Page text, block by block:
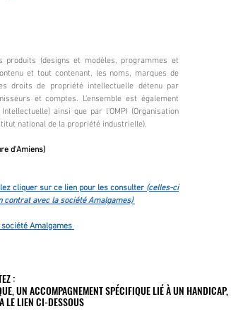
produits (designs et modèles, programmes et
et tout contenant, les noms, marques de
droits de propriété intellectuelle détenu par
et comptes. L'ensemble est également
ainsi que par l'OMPI (Organisation
national de la propriété industrielle).
d'Amiens)
cliquer sur ce lien pour les consulter(celles-ci
contrat avec la société Amalgames)
Amalgames
:
UN ACCOMPAGNEMENT SPÉCIFIQUE LIÉ À UN HANDICAP,
LE LIEN CI-DESSOUS
:
UN ACCOMPAGNEMENT SPÉCIFIQUE LIÉ À UN HANDICAP,
LE LIEN CI-DESSOUS